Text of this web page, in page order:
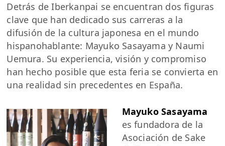
Detrás de Iberkanpai se encuentran dos figuras
clave que han dedicado sus carreras a la
difusión de la cultura japonesa en el mundo
hispanohablante: Mayuko Sasayama y Naumi
Uemura. Su experiencia, visión y compromiso
han hecho posible que esta feria se convierta en
una realidad sin precedentes en España.
Mayuko Sasayama
es fundadora de la
Asociación de Sake